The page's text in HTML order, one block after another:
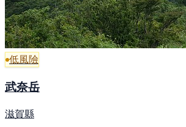
低風險
武奈岳
滋賀縣